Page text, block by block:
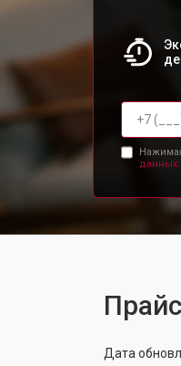
данных.
Дата